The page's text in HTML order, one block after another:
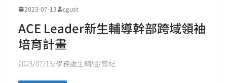
2023-07-13 cgust
ACE Leader新生輔導幹部跨域領袖
培育計畫
2023/07/13/學務處生輔組/曾紀